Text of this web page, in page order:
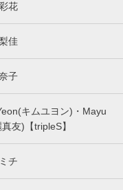
花
佳
子
キムユヨン)・Mayu
友)【tripleS】
チ